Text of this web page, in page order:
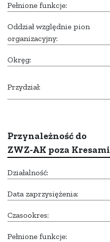
Pełnione funkcje:
Oddział względnie pion
organizacyjny:
Okręg:
Przydział:
Przynależność do
ZWZ-AK poza Kresami
Działalność:
Data zaprzysiężenia:
Czasookres:
Pełnione funkcje: